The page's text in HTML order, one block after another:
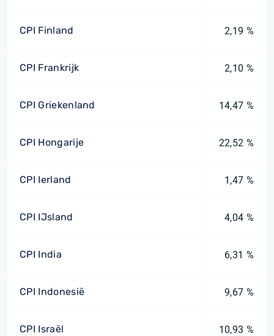
CPI Finland 2,19 %
CPI Frankrijk 2,10 %
CPI Griekenland 14,47 %
CPI Hongarije 22,52 %
CPI Ierland 1,47 %
CPI IJsland 4,04 %
CPI India 6,31 %
CPI Indonesië 9,67 %
CPI Israël 10,93 %